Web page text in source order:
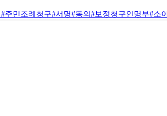
#주민조례청구#서명#동의 #보정청구인명부#소